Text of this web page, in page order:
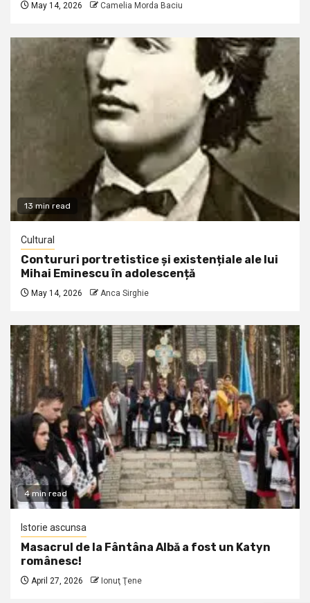
May 14, 2026 Camelia Morda Baciu
13 min read
Cultural
Contururi portretistice și existențiale ale lui
Mihai Eminescu în adolescență
May 14, 2026 Anca Sirghie
4 min read
Istorie ascunsa
Masacrul de la Fântâna Albă a fost un Katyn
românesc!
April 27, 2026 Ionuţ Ţene